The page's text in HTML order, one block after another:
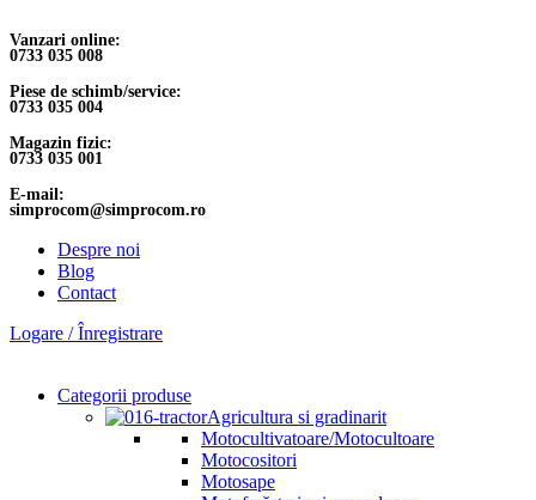
Vanzari online:
0733 035 008
Piese de schimb/service:
0733 035 004
Magazin fizic:
0733 035 001
E-mail:
simprocom@simprocom.ro
Despre noi
Blog
Contact
Logare / Înregistrare
Categorii produse
Agricultura si gradinarit
Motocultivatoare/Motocultoare
Motocositori
Motosape